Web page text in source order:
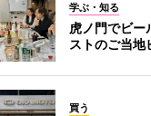
学ぶ・知る
虎ノ門でビー
ストのご当地
買う